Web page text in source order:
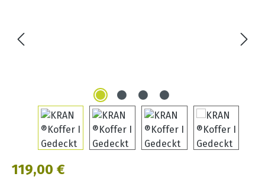
Regulärer Preis:
119,00 €